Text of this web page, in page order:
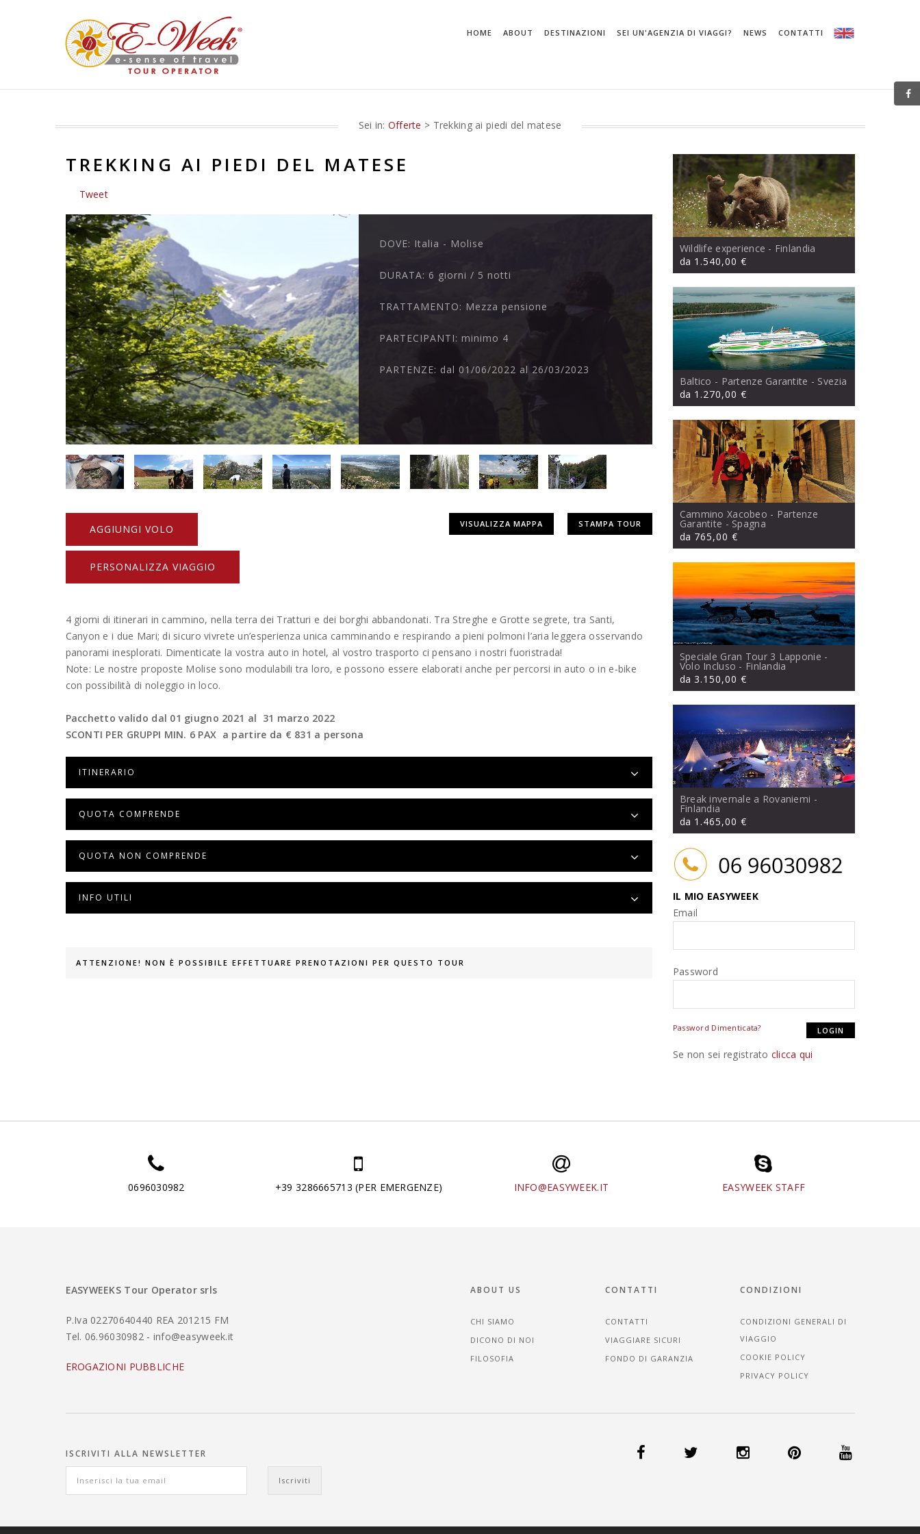
HOME ABOUT DESTINAZIONI SEI UN'AGENZIA DI VIAGGI? NEWS CONTATTI
Sei in: Offerte > Trekking ai piedi del matese
TREKKING AI PIEDI DEL MATESE
Tweet
DOVE: Italia - Molise
DURATA: 6 giorni / 5 notti
TRATTAMENTO: Mezza pensione
PARTECIPANTI:minimo 4
PARTENZE: dal 01/06/2022 al 26/03/2023
AGGIUNGI VOLO
PERSONALIZZA VIAGGIO
VISUALIZZA MAPPA STAMPA TOUR
4 giorni di itinerari in cammino, nella terra dei Tratturi e dei borghi abbandonati. Tra Streghe e Grotte segrete, tra Santi,
Canyon e i due Mari; di sicuro vivrete un’esperienza unica camminando e respirando a pieni polmoni l’aria leggera osservando
panorami inesplorati. Dimenticate la vostra auto in hotel, al vostro trasporto ci pensano i nostri fuoristrada!
Note: Le nostre proposte Molise sono modulabili tra loro, e possono essere elaborati anche per percorsi in auto o in e-bike
con possibilità di noleggio in loco.
Pacchetto valido dal 01 giugno 2021 al 31 marzo 2022
SCONTI PER GRUPPI MIN. 6 PAX a partire da € 831 a persona
ITINERARIO
QUOTA COMPRENDE
QUOTA NON COMPRENDE
INFO UTILI
ATTENZIONE! NON È POSSIBILE EFFETTUARE PRENOTAZIONI PER QUESTO TOUR
Wildlife experience - Finlandia
da 1.540,00 €
Baltico - Partenze Garantite - Svezia
da 1.270,00 €
Cammino Xacobeo - Partenze
Garantite - Spagna
da 765,00 €
Speciale Gran Tour 3 Lapponie -
Volo Incluso - Finlandia
da 3.150,00 €
Break invernale a Rovaniemi -
Finlandia
da 1.465,00 €
IL MIO EASYWEEK
Email
Password
Password Dimenticata?
Se non sei registrato clicca qui
0696030982 +39 3286665713 (PER EMERGENZE) INFO@EASYWEEK.IT EASYWEEK STAFF
EASYWEEKS Tour Operator srls
P.Iva 02270640440 REA 201215 FM
Tel. 06.96030982 - info@easyweek.it
EROGAZIONI PUBBLICHE
ABOUT US
CHI SIAMO
DICONO DI NOI
FILOSOFIA
CONTATTI
CONTATTI
VIAGGIARE SICURI
FONDO DI GARANZIA
CONDIZIONI
CONDIZIONI GENERALI DI
VIAGGIO
COOKIE POLICY
PRIVACY POLICY
ISCRIVITI ALLA NEWSLETTER